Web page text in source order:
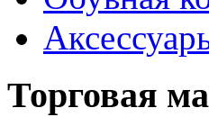
Торговая